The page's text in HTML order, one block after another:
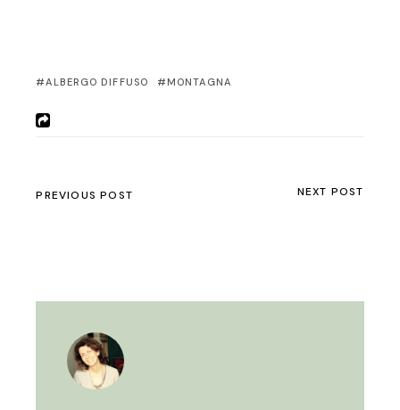
ALBERGO DIFFUSO MONTAGNA
PREVIOUS POST NEXT POST